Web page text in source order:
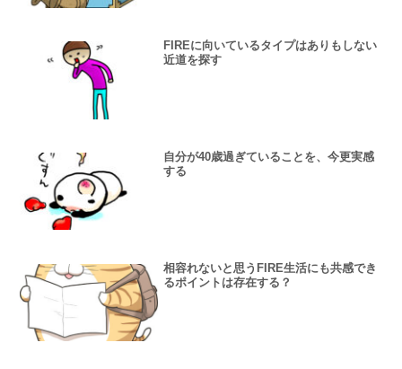
FIREに向いているタイプはありもしない
近道を探す
自分が40歳過ぎていることを、今更実感
する
相容れないと思うFIRE生活にも共感でき
るポイントは存在する？